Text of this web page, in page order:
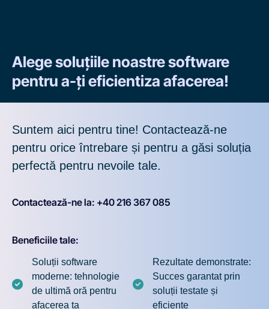
Alege soluțiile noastre software
pentru a-ți eficientiza afacerea!
Suntem aici pentru tine! Contactează-ne
pentru orice întrebare și pentru a găsi soluția
perfectă pentru nevoile tale.
Contactează-ne la: +40 216 367 085
Beneficiile tale:
Soluții software
moderne: tehnologie
de ultimă oră pentru
afacerea ta
Rezultate demonstrate:
Succes garantat prin
soluții testate și
eficiente